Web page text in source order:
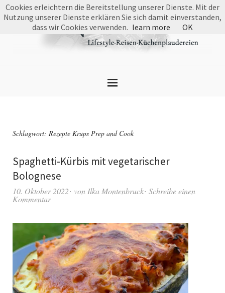
Schlagwort: Rezepte Krups Prep and Cook
Spaghetti-Kürbis mit vegetarischer
Bolognese
10. Oktober 2022 von Ilka Montenbruck Schreibe einen
Kommentar
Cookies erleichtern die Bereitstellung unserer Dienste. Mit der
Nutzung unserer Dienste erklären Sie sich damit einverstanden,
dass wir Cookies verwenden. learn more OK